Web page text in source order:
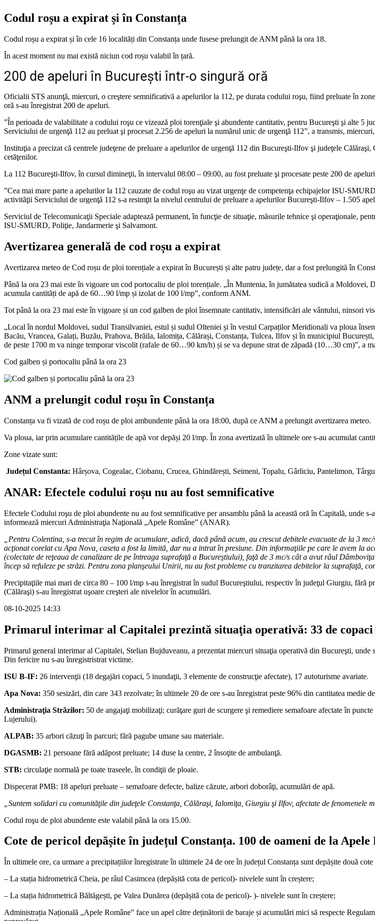
Codul roșu a expirat și în Constanța
Codul roșu a expirat și în cele 16 localități din Constanța unde fusese prelungit de ANM până la ora 18.
În acest moment nu mai există niciun cod roșu valabil în țară.
200 de apeluri în București într-o singură oră
Oficialii STS anunţă, miercuri, o creştere semnificativă a apelurilor la 112, pe durata codului roşu, fiind preluate în
oră s-au înregistrat 200 de apeluri.
”În perioada de valabilitate a codului roşu ce vizează ploi torenţiale şi abundente cantitativ, pentru Bucureşti şi alte 5
Serviciului de urgenţă 112 au preluat şi procesat 2.256 de apeluri la numărul unic de urgenţă 112”, a transmis,
Instituţia a precizat că centrele judeţene de preluare a apelurilor de urgenţă 112 din Bucureşti-Ilfov şi judeţele
cetăţenilor.
La 112 Bucureşti-Ilfov, în cursul dimineţii, în intervalul 08:00 – 09:00, au fost preluate şi procesate peste 200 de
”Cea mai mare parte a apelurilor la 112 cauzate de codul roşu au vizat urgenţe de competenţa echipajelor ISU-
activităţii Serviciului de urgenţă 112 s-a resimţit la nivelul centrului de preluare a apelurilor Bucureşti-Ilfov – 1.505
Serviciul de Telecomunicaţii Speciale adaptează permanent, în funcţie de situaţie, măsurile tehnice şi operaţionale,
ISU-SMURD, Poliţie, Jandarmerie şi Salvamont.
Avertizarea generală de cod roșu a expirat
Avertizarea meteo de Cod roșu de ploi torențiale a expirat în București și alte patru județe, dar a fost prelungită în
Până la ora 23 mai este în vigoare un cod portocaliu de ploi torențiale. „În Muntenia, în jumătatea sudică a
acumula cantități de apă de 60…90 l/mp și izolat de 100 l/mp”, conform ANM.
Tot până la ora 23 mai este în vigoare și un cod galben de ploi însemnate cantitativ, intensificări ale vântului, ninsori
„Local în nordul Moldovei, sudul Transilvaniei, estul și sudul Olteniei și în vestul Carpaților Meridionali va ploua
Bacău, Vrancea, Galați, Buzău, Prahova, Brăila, Ialomița, Călărași, Constanța, Tulcea, Ilfov și în municipiul
de peste 1700 m va ninge temporar viscolit (rafale de 60…90 km/h) și se va depune strat de zăpadă (10…30 cm)”, a
Cod galben și portocaliu până la ora 23
ANM a prelungit codul roșu în Constanța
Constanța va fi vizată de cod roșu de ploi ambundente până la ora 18:00, după ce ANM a prelungit avertizarea meteo.
Va ploua, iar prin acumulare cantitățile de apă vor depăși 20 l/mp. În zona avertizată în ultimele ore s-au acumulat
Zone vizate sunt:
Județul Constanta: Hârșova, Cogealac, Ciobanu, Crucea, Ghindărești, Seimeni, Topalu, Gârliciu, Pantelimon,
ANAR: Efectele codului roșu nu au fost semnificative
Efectele Codului roşu de ploi abundente nu au fost semnificative per ansamblu până la această oră în Capitală, unde
informează miercuri Administraţia Naţională „Apele Române” (ANAR).
„Pentru Colentina, s-a trecut în regim de acumulare, adică, dacă până acum, au crescut debitele evacuate de la 3
acţionat corelat cu Apa Nova, caseta a fost la limită, dar nu a intrat în presiune. Din informaţiile pe care le avem la
(colectate de reţeaua de canalizare de pe întreaga suprafaţă a Bucureştiului), faţă de 3 mc/s cât a avut râul
încep să refuleze pe străzi. Pentru zona planşeului Unirii, nu au fost probleme cu tranzitarea debitelor la suprafaţă,
Precipitaţiile mai mari de circa 80 – 100 l/mp s-au înregistrat în sudul Bucureştiului, respectiv în judeţul Giurgiu, fără
(Călăraşi) s-au înregistrat uşoare creşteri ale nivelelor în acumulări.
08-10-2025 14:33
Primarul interimar al Capitalei prezintă situaţia operativă: 33 de copaci
Primarul general interimar al Capitalei, Stelian Bujduveanu, a prezentat miercuri situaţia operativă din Bucureşti,
Din fericire nu s-au înregistristrat victime.
ISU B-IF: 26 intervenţii (18 degajări copaci, 5 inundaţii, 3 elemente de construcţie afectate), 17 autoturisme avariate.
Apa Nova: 350 sesizări, din care 343 rezolvate; în ultimele 20 de ore s-au înregistrat peste 96% din cantitatea medie
Administraţia Străzilor: 50 de angajaţi mobilizaţi; curăţare guri de scurgere şi remediere semafoare afectate în
Lujerului).
ALPAB: 35 arbori căzuţi în parcuri; fără pagube umane sau materiale.
DGASMB: 21 persoane fără adăpost preluate; 14 duse la centre, 2 însoţite de ambulanţă.
STB: circulaţie normală pe toate traseele, în condiţii de ploaie.
Dispecerat PMB: 18 apeluri preluate – semafoare defecte, balize căzute, arbori doborâţi, acumulări de apă.
„Suntem solidari cu comunităţile din judeţele Constanţa, Călăraşi, Ialomiţa, Giurgiu şi Ilfov, afectate de fenomenele
Codul roşu de ploi abundente este valabil până la ora 15.00.
Cote de pericol depășite în județul Constanța. 100 de oameni de la
În ultimele ore, ca urmare a precipitațiilor înregistrate în ultimele 24 de ore în județul Constanța sunt depășite două
– La stația hidrometrică Cheia, pe râul Casimcea (depășită cota de pericol)- nivelele sunt în creștere;
– La stația hidrometrică Băltăgești, pe Valea Dunărea (depășită cota de pericol)- )- nivelele sunt în creștere;
Administrația Națională „Apele Române” face un apel către deținătorii de baraje și acumulări mici să respecte